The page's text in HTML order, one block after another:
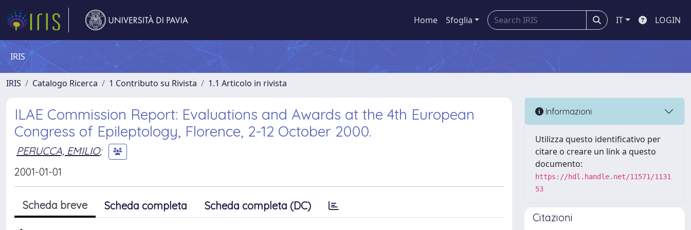
Home Sfoglia IT LOGIN
IRIS
IRIS Catalogo Ricerca 1 Contributo su Rivista 1.1 Articolo in rivista
ILAE Commission Report: Evaluations and Awards at the 4th European
Congress of Epileptology, Florence, 2-12 October 2000.
PERUCCA, EMILIO;
2001-01-01
Scheda breve Scheda completa Scheda completa (DC)
Informazioni
Utilizza questo identificativo per
citare o creare un link a questo
documento:
https://hdl.handle.net/11571/1131
53
Citazioni